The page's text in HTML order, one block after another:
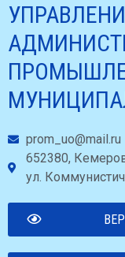
prom_uo@mail.ru
652380,
ул.